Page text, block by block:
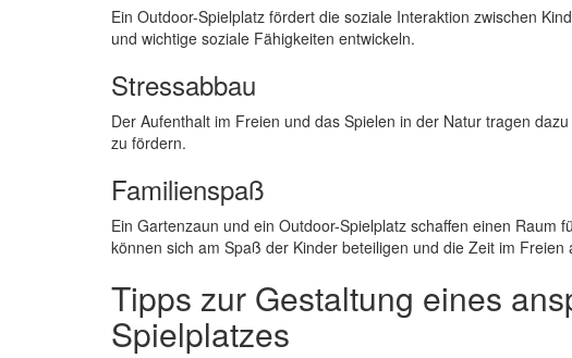
Ein Outdoor-Spielplatz fördert die soziale Interaktion zwischen
und wichtige soziale Fähigkeiten entwickeln.
Stressabbau
Der Aufenthalt im Freien und das Spielen in der Natur tragen
zu fördern.
Familienspaß
Ein Gartenzaun und ein Outdoor-Spielplatz schaffen einen
können sich am Spaß der Kinder beteiligen und die Zeit im Freien
Tipps zur Gestaltung eines
Spielplatzes